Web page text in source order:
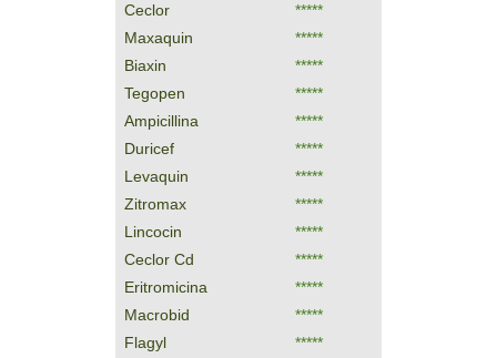
Ceclor
*****
Maxaquin
*****
Biaxin
*****
Tegopen
*****
Ampicillina
*****
Duricef
*****
Levaquin
*****
Zitromax
*****
Lincocin
*****
Ceclor Cd
*****
Eritromicina
*****
Macrobid
*****
Flagyl
*****